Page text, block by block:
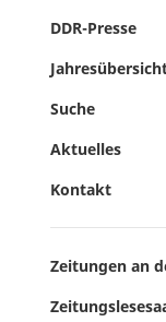
DDR-Presse
Suche
Aktuelles
Kontakt
Zeitungen an